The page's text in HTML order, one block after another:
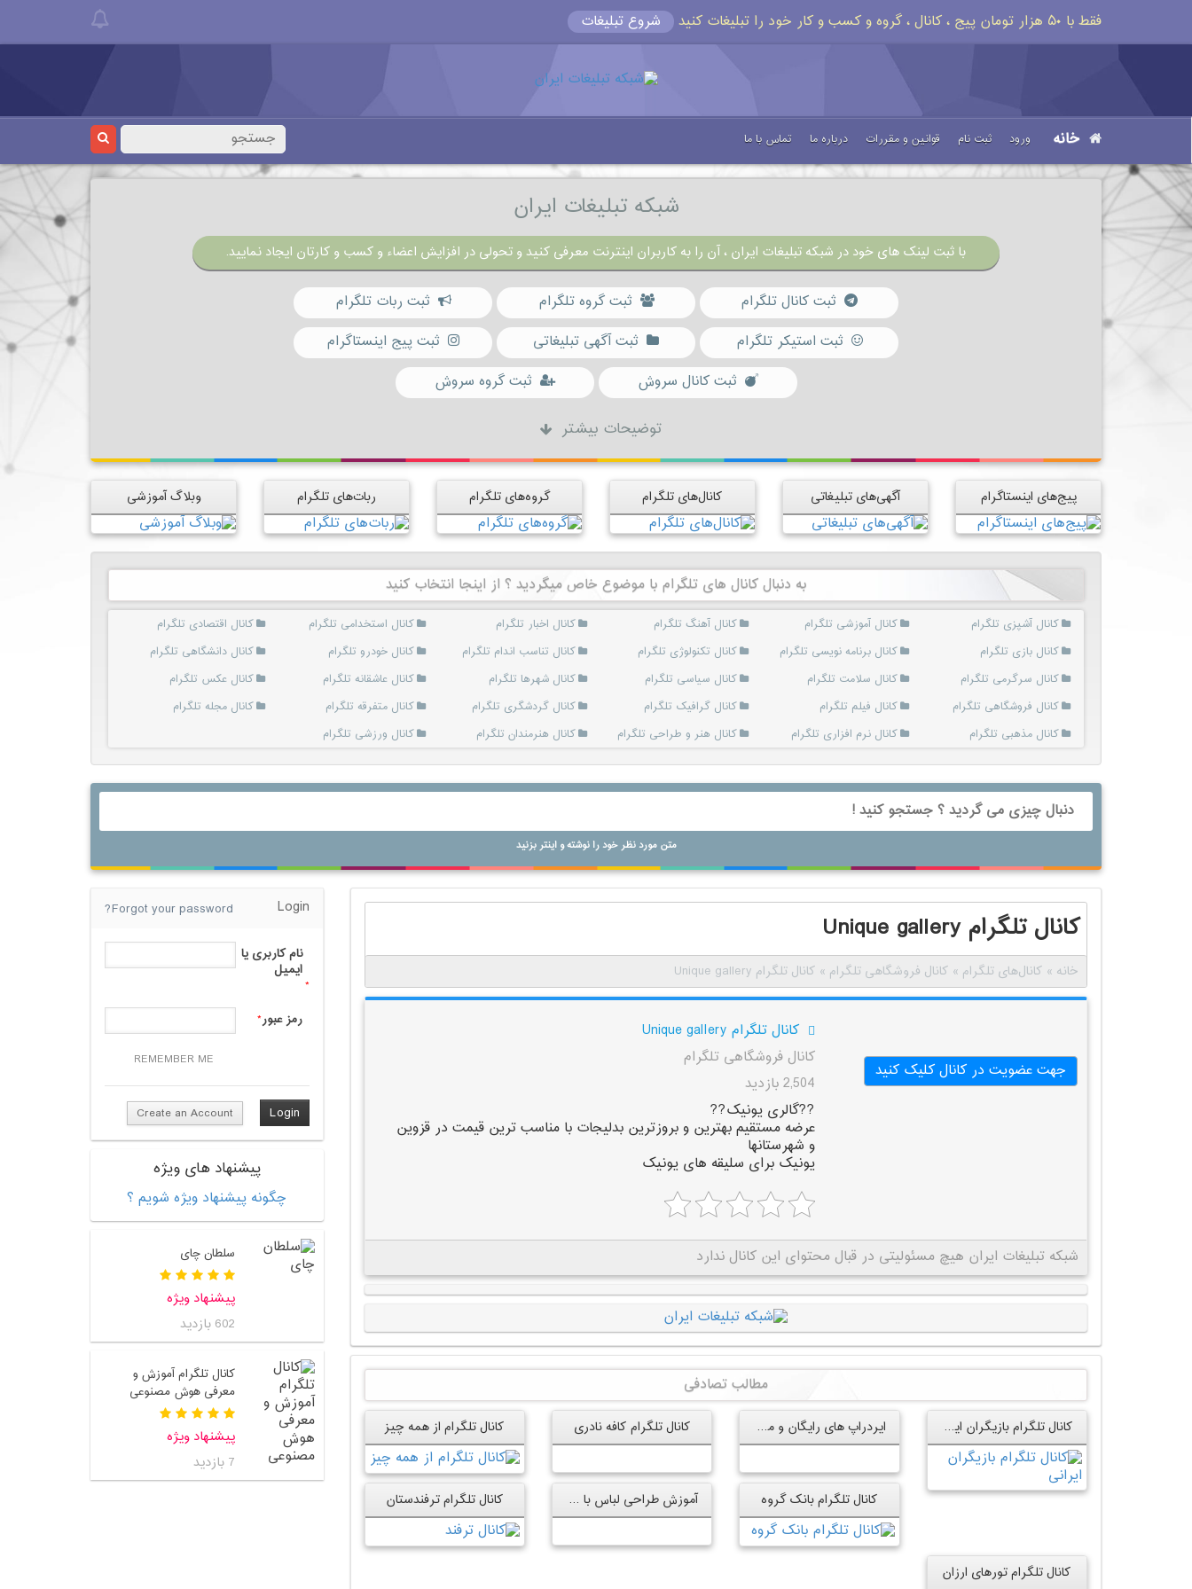
فقط با ۵۰ هزار تومان پیج ، کانال ، گروه و کسب و کار خود را تبلیغات کنید شروع تبلیغات
خانه ورود ثبت نام قوانین و مقررات درباره ما تماس با ما
شبکه تبلیغات ایران
با ثبت لینک های خود در شبکه تبلیغات ایران ، آن را به کاربران اینترنت معرفی کنید و تحولی در افزایش اعضاء و کسب و کارتان ایجاد نمایید.
ثبت کانال تلگرام ثبت گروه تلگرام
ثبت ربات تلگرام
ثبت استیکر تلگرام
ثبت آگهی تبلیغاتی
ثبت پیج اینستاگرام
ثبت کانال سروش
ثبت گروه سروش
توضیحات بیشتر
پیج‌های اینستاگرام آگهی‌های تبلیغاتی کانال‌های تلگرام گروه‌های تلگرام ربات‌های تلگرام وبلاگ آموزشی
به دنبال کانال های تلگرام با موضوع خاص میگردید ؟ از اینجا انتخاب کنید
کانال آشپزی تلگرام کانال آموزشی تلگرام کانال آهنگ تلگرام کانال اخبار تلگرام کانال استخدامی تلگرام
کانال اقتصادی تلگرام
کانال بازی تلگرام
کانال برنامه نویسی تلگرام کانال تکنولوژی تلگرام کانال تناسب اندام تلگرام کانال خودرو تلگرام
کانال دانشگاهی تلگرام
کانال سرگرمی تلگرام
کانال سلامت تلگرام کانال سیاسی تلگرام کانال شهرها تلگرام کانال عاشقانه تلگرام
کانال عکس تلگرام
کانال فروشگاهی تلگرام
کانال فیلم تلگرام کانال گرافیک تلگرام کانال گردشگری تلگرام کانال متفرقه تلگرام
کانال مجله تلگرام
کانال مذهبی تلگرام
کانال نرم افزاری تلگرام کانال هنر و طراحی تلگرام کانال هنرمندان تلگرام کانال ورزشی تلگرام
متن مورد نظر خود را نوشته و اینتر بزنید
کانال تلگرام Unique gallery
خانه » کانال‌های تلگرام » کانال فروشگاهی تلگرام » کانال تلگرام Unique gallery
جهت عضویت در کانال کلیک کنید
کانال تلگرام Unique gallery
کانال فروشگاهی تلگرام
2,504 بازدید
??گالری یونیک??
عرضه مستقیم بهترین و بروزترین بدلیجات با مناسب ترین قیمت در قزوین
و شهرستانها
یونیک برای سلیقه های یونیک
شبکه تبلیغات ایران هیچ مسئولیتی در قبال محتوای این کانال ندارد
مطالب تصادفی
کانال تلگرام بازیگران ایرانی ایردراپ های رایگان و معتبر ارز دیجیتال کانال تلگرام کافه نادری کانال تلگرام از همه چیز
کانال تلگرام بانک گروه آموزش طراحی لباس با ثمین کانال تلگرام ترفندستان
کانال تلگرام تورهای ارزان
Login
Forgot your password?
نام کاربری یا
ایمیل
*
رمز عبور*
REMEMBER ME
Create an Account
پیشنهاد های ویژه
چگونه پیشنهاد ویژه شویم ؟
سلطان چای
پیشنهاد ویژه
602 بازدید
کانال تلگرام آموزش و
معرفی هوش مصنوعی
پیشنهاد ویژه
7 بازدید